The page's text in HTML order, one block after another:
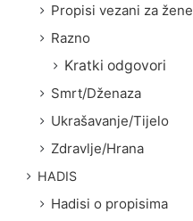
Propisi vezani za žene
Razno
Kratki odgovori
Smrt/Dženaza
Ukrašavanje/Tijelo
Zdravlje/Hrana
HADIS
Hadisi o propisima